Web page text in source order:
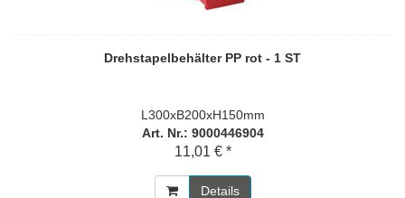
Drehstapelbehälter PP rot - 1 ST
L300xB200xH150mm
Art. Nr.: 9000446904
11,01 € *
Details